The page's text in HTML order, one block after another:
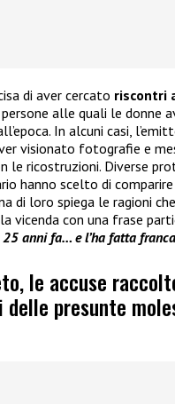
di aver cercato riscontri
alle quali le donne
In alcuni casi,
visionato fotografie e
le ricostruzioni. Diverse
hanno scelto di
di loro spiega le ragioni
vicenda con una frase
25 anni fa… e l’ha fatta franca
le accuse
presunte